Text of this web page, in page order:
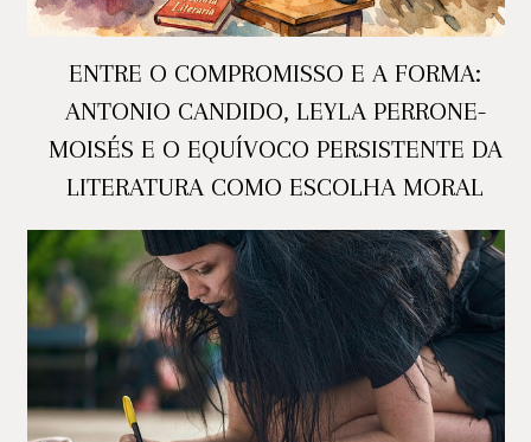
ENTRE O COMPROMISSO E A FORMA:
ANTONIO CANDIDO, LEYLA PERRONE-
MOISÉS E O EQUÍVOCO PERSISTENTE DA
LITERATURA COMO ESCOLHA MORAL